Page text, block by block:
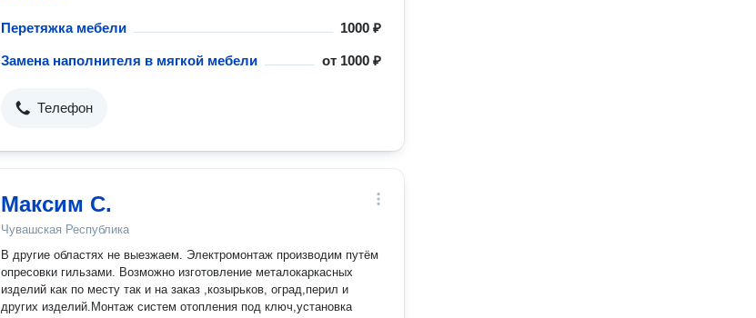
Перетяжка мебели 1000 ₽
Замена наполнителя в мягкой мебели от 1000 ₽
Телефон
Максим С.
Чувашская Республика
В другие областях не выезжаем. Электромонтаж производим путём
опресовки гильзами. Возможно изготовление металокаркасных
изделий как по месту так и на заказ ,козырьков, оград,перил и
других изделий.Монтаж систем отопления под ключ,установка